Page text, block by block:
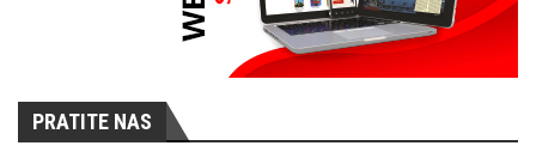
PRATITE NAS